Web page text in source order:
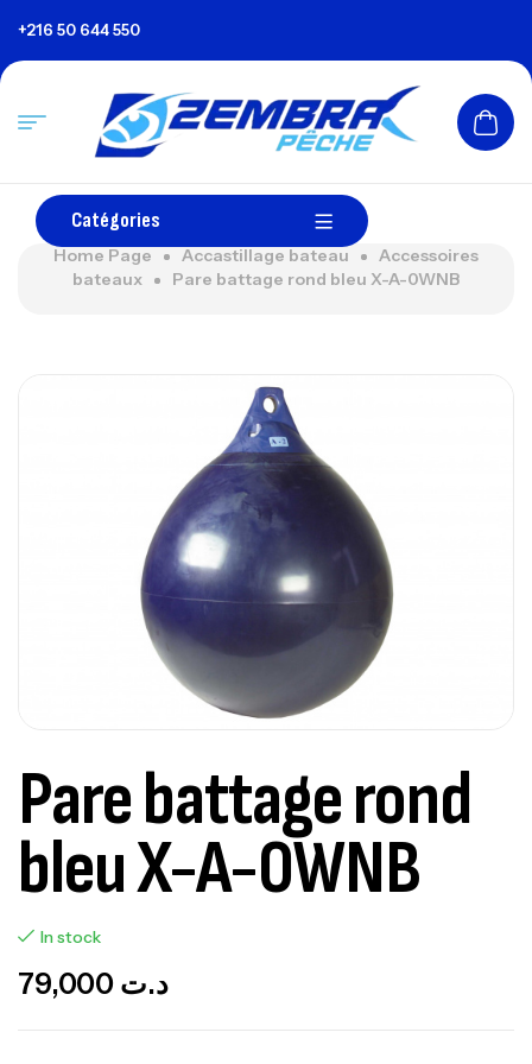
+216 50 644 550
Catégories
Home Page Accastillage bateau
Accessoires
bateaux
Pare battage rond bleu X-A-0WNB
Pare battage rond
bleu X-A-0WNB
In stock
د.ت